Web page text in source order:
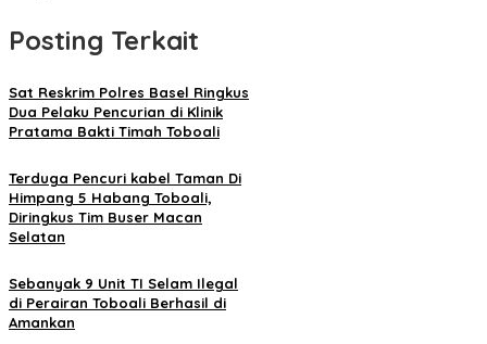
Posting Terkait
Sat Reskrim Polres Basel Ringkus
Dua Pelaku Pencurian di Klinik
Pratama Bakti Timah Toboali
Terduga Pencuri kabel Taman Di
Himpang 5 Habang Toboali,
Diringkus Tim Buser Macan
Selatan
Sebanyak 9 Unit TI Selam Ilegal
di Perairan Toboali Berhasil di
Amankan